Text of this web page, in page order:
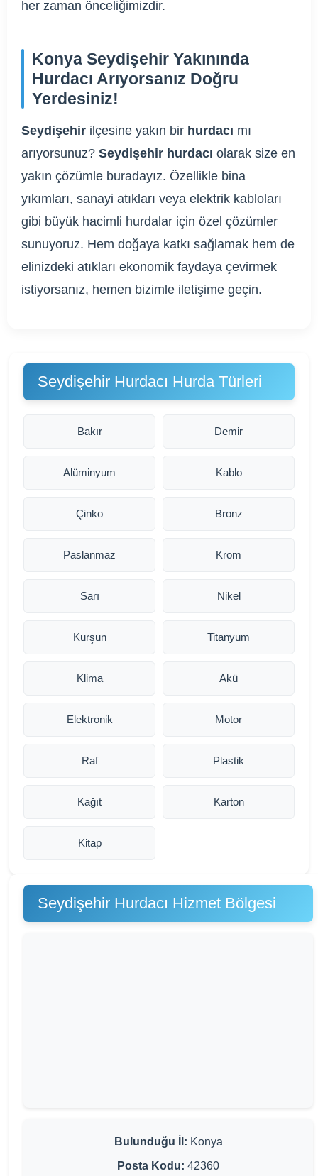
her zaman önceliğimizdir.
Konya Seydişehir Yakınında
Hurdacı Arıyorsanız Doğru
Yerdesiniz!
Seydişehir ilçesine yakın bir hurdacı mı
arıyorsunuz? Seydişehir hurdacı olarak size en
yakın çözümle buradayız. Özellikle bina
yıkımları, sanayi atıkları veya elektrik kabloları
gibi büyük hacimli hurdalar için özel çözümler
sunuyoruz. Hem doğaya katkı sağlamak hem de
elinizdeki atıkları ekonomik faydaya çevirmek
istiyorsanız, hemen bizimle iletişime geçin.
Seydişehir Hurdacı Hurda Türleri
Bakır Demir
Alüminyum Kablo
Çinko Bronz
Paslanmaz Krom
Sarı Nikel
Kurşun Titanyum
Klima Akü
Elektronik Motor
Raf Plastik
Kağıt Karton
Kitap
Seydişehir Hurdacı Hizmet Bölgesi
Bulunduğu İl: Konya
Posta Kodu: 42360